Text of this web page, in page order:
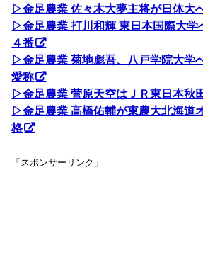
▷金足農業 佐々木大夢主将が日体大
▷金足農業 打川和輝 東日本国際大学
４番
▷金足農業 菊地彪吾、八戸学院大学
愛称
▷金足農業 菅原天空はＪＲ東日本秋
▷金足農業 高橋佑輔が東農大北海道
格
「スポンサーリンク」